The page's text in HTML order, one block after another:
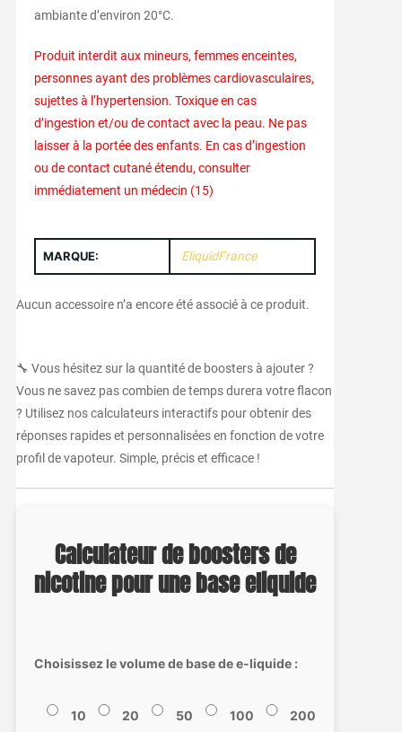
ambiante d’environ 20°C.
Produit interdit aux mineurs, femmes enceintes,
personnes ayant des problèmes cardiovasculaires,
sujettes à l’hypertension. Toxique en cas
d’ingestion et/ou de contact avec la peau. Ne pas
laisser à la portée des enfants. En cas d’ingestion
ou de contact cutané étendu, consulter
immédiatement un médecin (15)
MARQUE: EliquidFrance
Aucun accessoire n’a encore été associé à ce produit.
🔧 Vous hésitez sur la quantité de boosters à ajouter ?
Vous ne savez pas combien de temps durera votre flacon
? Utilisez nos calculateurs interactifs pour obtenir des
réponses rapides et personnalisées en fonction de votre
profil de vapoteur. Simple, précis et efficace !
Calculateur de boosters de
nicotine pour une base eliquide
Choisissez le volume de base de e-liquide :
10
20
50
100
200